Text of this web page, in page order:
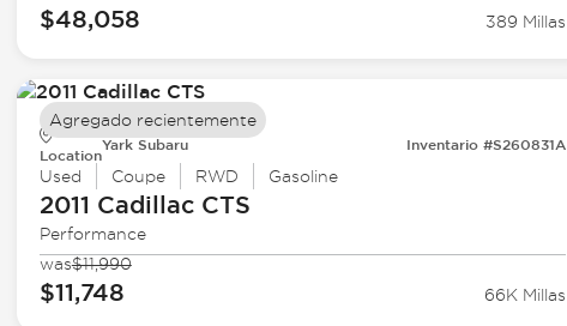
$48,058 389 Millas
Location
Yark Subaru Inventario #S260831A
Used Coupe RWD Gasoline
2011 CadillacCTS
Performance
was$11,990
$11,748 66K Millas
Agregado recientemente